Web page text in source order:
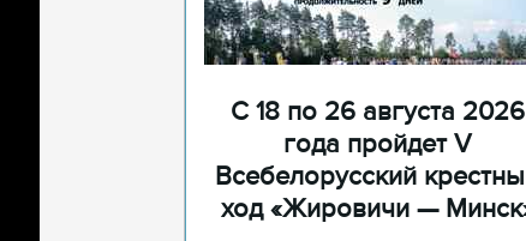
С 18 по 26 августа 2026
года пройдет V
Всебелорусский
ход «Жировичи —